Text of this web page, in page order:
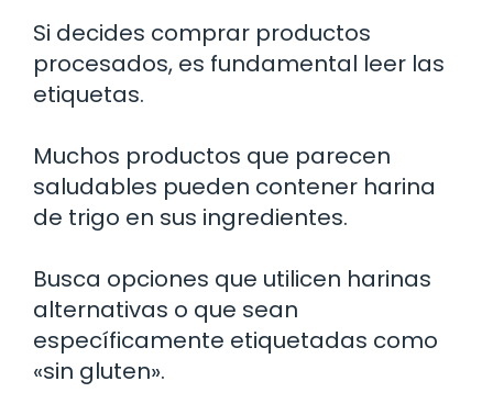
Si decides comprar productos
procesados, es fundamental leer las
etiquetas.
Muchos productos que parecen
saludables pueden contener harina
de trigo en sus ingredientes.
Busca opciones que utilicen harinas
alternativas o que sean
específicamente etiquetadas como
«sin gluten».